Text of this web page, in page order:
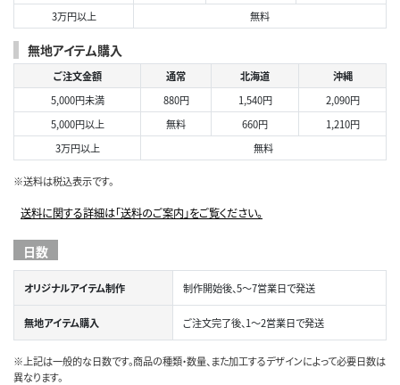
3万円以上
無料
無地アイテム購入
ご注文金額 通常 北海道
沖縄
5,000円未満
880円 1,540円
2,090円
5,000円以上
無料 660円
1,210円
3万円以上
無料
※送料は税込表示です。
送料に関する詳細は「送料のご案内」をご覧ください。
日数
オリジナルアイテム制作 制作開始後、5～7営業日で発送
無地アイテム購入 ご注文完了後、1～2営業日で発送
※上記は一般的な日数です。商品の種類・数量、また加工するデザインによって必要日数は
異なります。